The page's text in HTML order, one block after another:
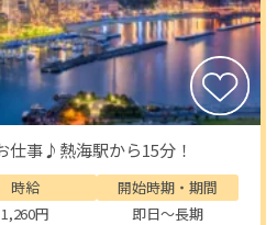
仕事♪熱海駅から15分！
時給
1,260円
開始時期・期間
即日～長期